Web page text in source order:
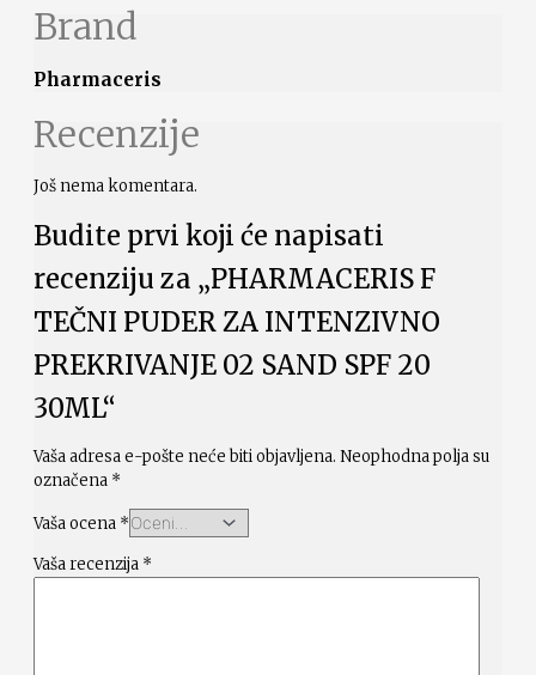
Brand
Pharmaceris
Recenzije
Još nema komentara.
Budite prvi koji će napisati
recenziju za „PHARMACERIS F
TEČNI PUDER ZA INTENZIVNO
PREKRIVANJE 02 SAND SPF 20
30ML“
Vaša adresa e-pošte neće biti objavljena. Neophodna polja su
označena *
Vaša ocena *
Vaša recenzija *